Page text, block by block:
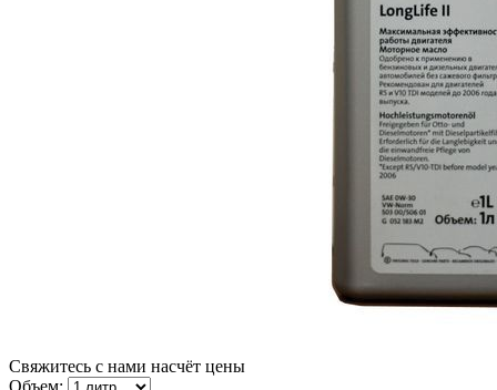
Свяжитесь с нами насчёт цены